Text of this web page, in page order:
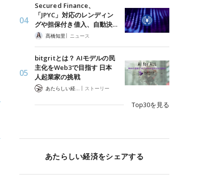
Secured Finance、
「JPYC」対応のレンディン
グや担保付き借入、自動決…
髙橋知里 | ニュース
bitgritとは？ AIモデルの民
主化をWeb3で目指す 日本
人起業家の挑戦
| ストーリー
Top30を見る
あたらしい経済をシェアする